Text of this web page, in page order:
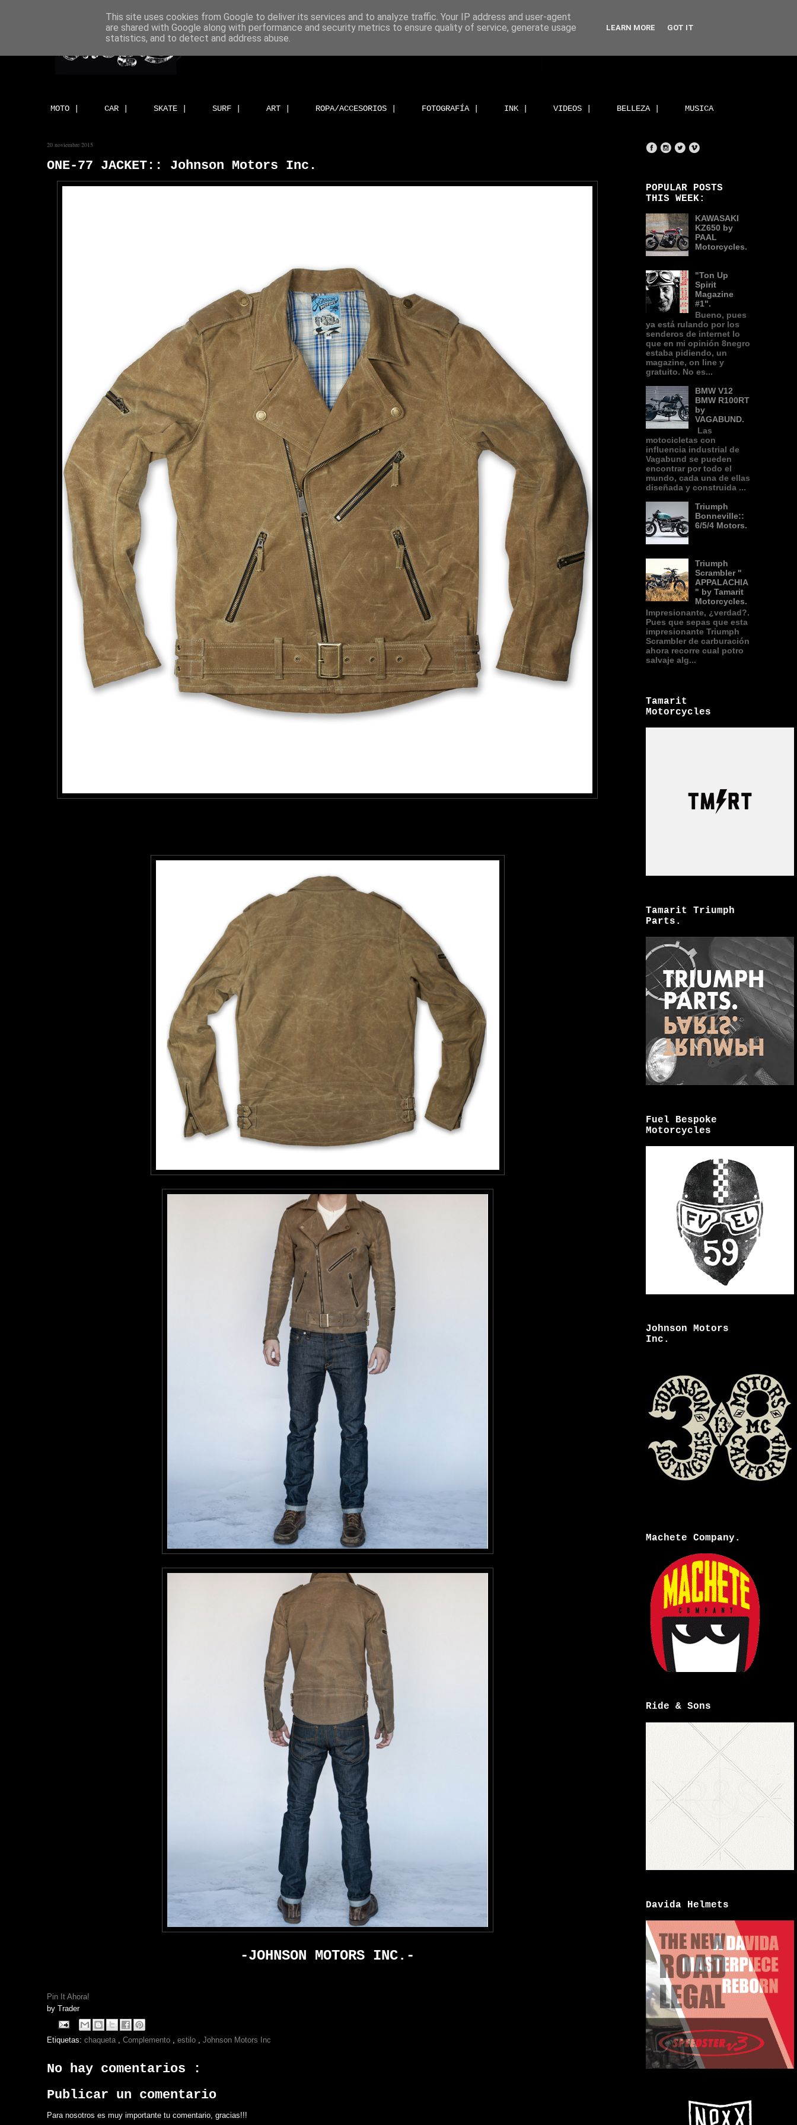
MOTO | CAR | SKATE | SURF | ART | ROPA/ACCESORIOS | FOTOGRAFÍA | INK | VIDEOS | BELLEZA | MUSICA
20 noviembre 2015
ONE-77 JACKET:: Johnson Motors Inc.
-JOHNSON MOTORS INC.-
Pin It Ahora!
by Trader
Etiquetas: chaqueta Complemento estilo Johnson Motors Inc
No hay comentarios :
Publicar un comentario
Para nosotros es muy importante tu comentario, gracias!!!
POPULAR POSTS
THIS WEEK:
KAWASAKI
KZ650 by
PAAL
Motorcycles.
"Ton Up
Spirit
Magazine
#1".
Bueno, pues
ya está rulando por los
senderos de internet lo
que en mi opinión 8negro
estaba pidiendo, un
magazine, on line y
gratuito. No es...
BMW V12
BMW R100RT
by
VAGABUND.
Las
motocicletas con
influencia industrial de
Vagabund se pueden
encontrar por todo el
mundo, cada una de ellas
diseñada y construida ...
Triumph
Bonneville::
6/5/4 Motors.
Triumph
Scrambler "
APPALACHIA
" by Tamarit
Motorcycles.
Impresionante, ¿verdad?.
Pues que sepas que esta
impresionante Triumph
Scrambler de carburación
ahora recorre cual potro
salvaje alg...
Tamarit
Motorcycles
Tamarit Triumph
Parts.
Fuel Bespoke
Motorcycles
Johnson Motors
Inc.
Machete Company.
Ride & Sons
Davida Helmets
This site uses cookies from Google to deliver its services and to analyze traffic. Your IP address and user-agent
are shared with Google along with performance and security metrics to ensure quality of service, generate usage
statistics, and to detect and address abuse.
LEARN MORE GOT IT